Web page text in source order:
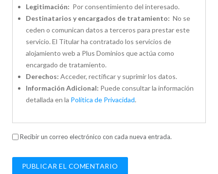
Legitimación: Por consentimiento del interesado.
Destinatarios y encargados de tratamiento: No se
ceden o comunican datos a terceros para prestar este
servicio. El Titular ha contratado los servicios de
alojamiento web a Plus Dominios que actúa como
encargado de tratamiento.
Derechos: Acceder, rectificar y suprimir los datos.
Información Adicional: Puede consultar la información
detallada en la Política de Privacidad.
Recibir un correo electrónico con cada nueva entrada.